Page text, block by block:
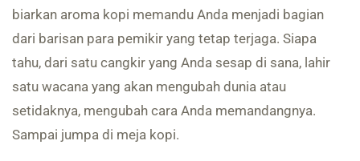
biarkan aroma kopi memandu Anda menjadi bagian
dari barisan para pemikir yang tetap terjaga. Siapa
tahu, dari satu cangkir yang Anda sesap di sana, lahir
satu wacana yang akan mengubah dunia atau
setidaknya, mengubah cara Anda memandangnya.
Sampai jumpa di meja kopi.